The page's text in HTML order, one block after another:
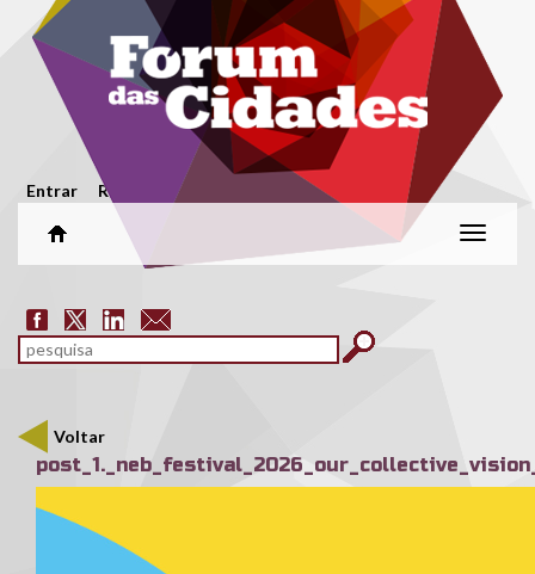
Passar para o conteúdo principal
Menu secundário
Entrar Registar
Alterar
Formulário de pesquisa
pesquisar
Voltar